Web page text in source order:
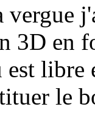
vergue
3D en
libre
le